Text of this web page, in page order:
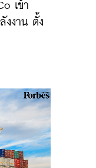
เข้า
งาน ตั้ง